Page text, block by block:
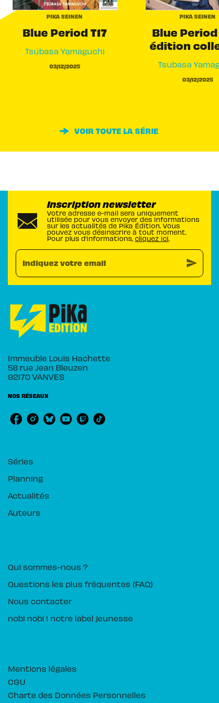
PIKA SEINEN
Blue Period T17
Tsubasa Yamaguchi
03/12/2025
PIKA SEINEN
Blue Period
édition
Tsubasa
03/12/2025
VOIR TOUTE LA SÉRIE
Inscription newsletter
Votre adresse e-mail sera uniquement
utilisée pour vous envoyer des informations
sur les actualités de Pika Édition. Vous
pouvez vous désinscrire à tout moment.
Pour plus d’informations, cliquez ici.
Indiquez votre email send
Immeuble Louis Hachette
58 rue Jean Bleuzen
92170 VANVES
NOS RÉSEAUX
Séries
Planning
Actualités
Auteurs
Qui sommes-nous ?
Questions les plus fréquentes (FAQ)
Nous contacter
nobi nobi ! notre label jeunesse
Mentions légales
CGU
Charte des Données Personnelles